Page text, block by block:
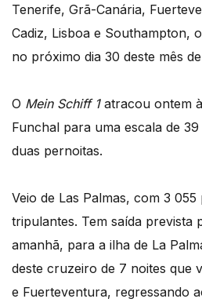
Tenerife, Grã-Canária,
Cadiz, Lisboa e Southampton,
no próximo dia 30 deste mês
O Mein Schiff 1 atracou ontem
Funchal para uma escala de
duas pernoitas.
Veio de Las Palmas, com 3 055
tripulantes. Tem saída prevista
amanhã, para a ilha de La
deste cruzeiro de 7 noites que
e Fuerteventura, regressando